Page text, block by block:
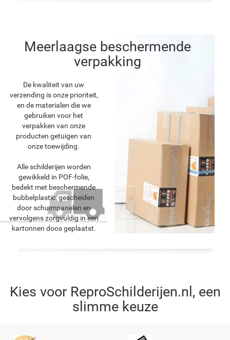
Meerlaagse beschermende
verpakking
De kwaliteit van uw
verzending is onze prioriteit,
en de materialen die we
gebruiken voor het
verpakken van onze
producten getuigen van
onze toewijding.
Alle schilderijen worden
gewikkeld in POF-folie,
bedekt met beschermende
bubbelplastic, gescheiden
door schuimpanelen en
vervolgens zorgvuldig in een
kartonnen doos geplaatst.
Kies voor ReproSchilderijen.nl, een
slimme keuze